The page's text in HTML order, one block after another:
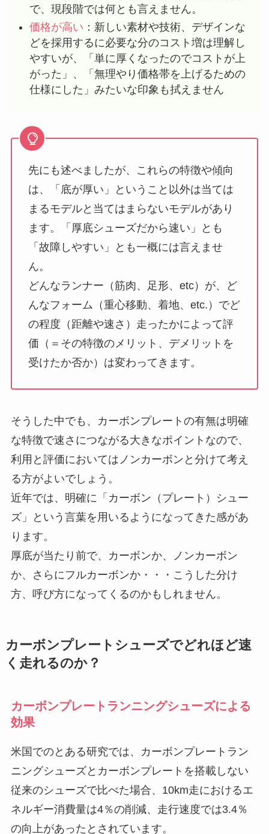
で、現段階では何とも言えません。
価格が高い ：新しい素材や技術、デザインな
どを採用するに必要な分のコスト増は理解し
やすいが、「単に厚くなったのでコストが上
がった」、「無理やり価格帯を上げるための
仕様にした」みたいな印象も拭えません
先にも述べましたが、これらの特徴や傾向
は、「底が厚い」ということ以外は当ては
まるモデルと当てはまらないモデルがあり
ます。「厚底シューズだから速い」とも
「故障しやすい」とも一概には言えませ
ん。
どんなランナー（筋肉、足形、etc）が、ど
んなフォーム（重心移動、着地、etc.）でど
の程度（距離や速さ）走ったかによって評
価（＝その特徴のメリット、デメリットを
受けたか否か）は変わってきます。
そうした中でも、カーボンプレートの有無は明確
な特徴で速さにつながる大きなポイントなので、
利用と評価においてはノンカーボンと分けて考え
る方がよいでしょう。
近年では、明確に「カーボン（プレート）シュー
ズ」という言葉を用いるようになってきた感があ
ります。
厚底が当たり前で、カーボンか、ノンカーボン
か、さらにフルカーボンか・・・こうした分け
方、呼び方になってくるのかもしれません。
カーボンプレートシューズでどれほど速
く走れるのか？
カーボンプレートランニングシューズによる
効果
米国でのとある研究では、カーボンプレートラン
ニングシューズとカーボンプレートを搭載しない
従来のシューズで比べた場合、10km走におけるエ
ネルギー消費量は4％の削減、走行速度では3.4％
の向上があったとされています。